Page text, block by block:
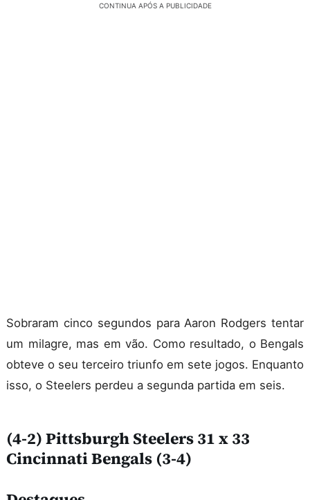
CONTINUA APÓS A PUBLICIDADE
Sobraram cinco segundos para Aaron Rodgers tentar
um milagre, mas em vão. Como resultado, o Bengals
obteve o seu terceiro triunfo em sete jogos. Enquanto
isso, o Steelers perdeu a segunda partida em seis.
(4-2) Pittsburgh Steelers 31 x 33
Cincinnati Bengals (3-4)